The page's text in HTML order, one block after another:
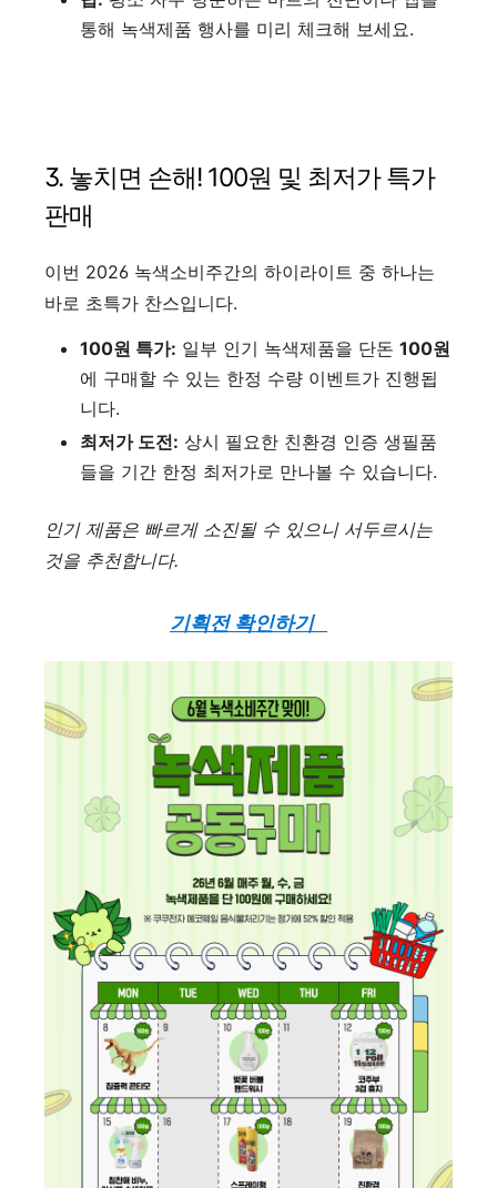
통해 녹색제품 행사를 미리 체크해 보세요.
3. 놓치면 손해! 100원 및 최저가 특가
판매
이번 2026 녹색소비주간의 하이라이트 중 하나는
바로 초특가 찬스입니다.
100원 특가: 일부 인기 녹색제품을 단돈 100원
에 구매할 수 있는 한정 수량 이벤트가 진행됩
니다.
최저가 도전: 상시 필요한 친환경 인증 생필품
들을 기간 한정 최저가로 만나볼 수 있습니다.
인기 제품은 빠르게 소진될 수 있으니 서두르시는
것을 추천합니다.
기획전 확인하기